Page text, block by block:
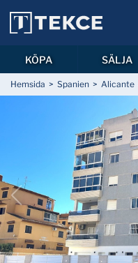
Hemsida Spanien Alicante
KÖPA SÄLJA